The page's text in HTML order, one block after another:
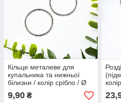
Кільце металеве для
купальника та нижньої
білизни / колір срібло / Ø
2,5 см / замовлення від 1
штуки
9,90 ₴